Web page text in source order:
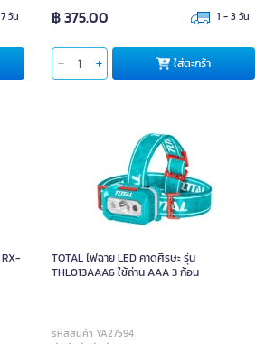
วัน ฿ 375.00 1 - 3 วัน
ใส่ตะกร้า
TOTAL ไฟฉาย LED คาดศีรษะ รุ่น
THL013AAA6 ใช้ถ่าน AAA 3 ก้อน
รหัสสินค้า YA27594